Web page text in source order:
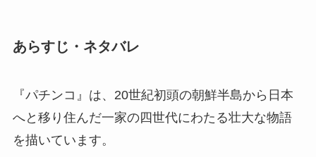
あらすじ・ネタバレ
『パチンコ』は、20世紀初頭の朝鮮半島から日本
へと移り住んだ一家の四世代にわたる壮大な物語
を描いています。